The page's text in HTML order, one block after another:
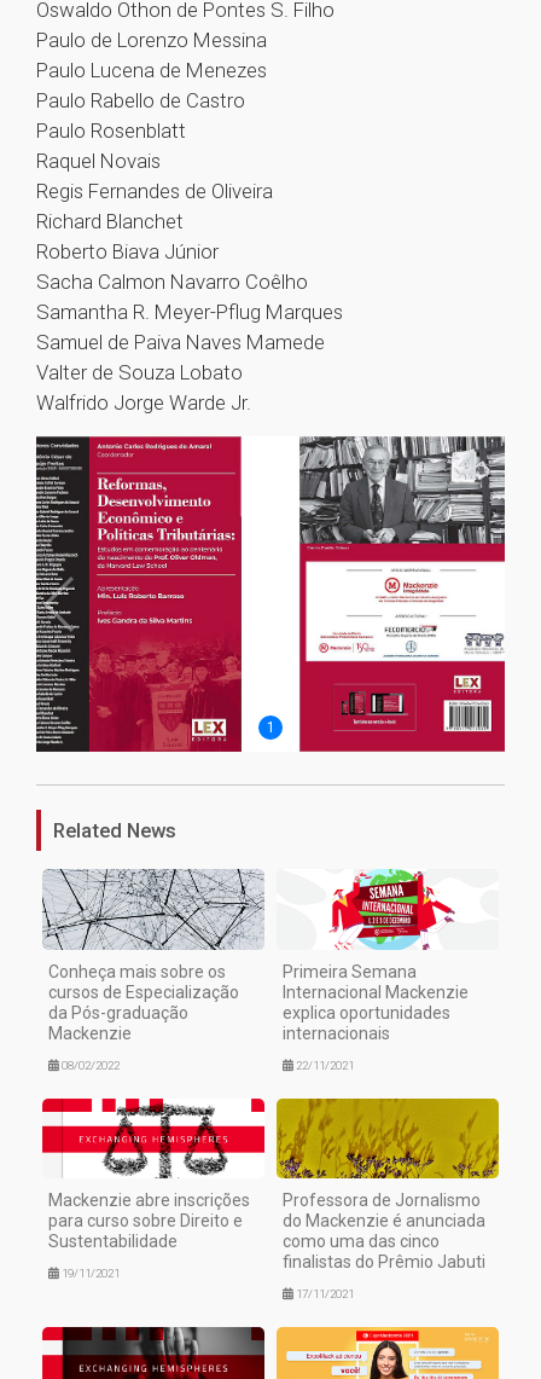
Oswaldo Othon de Pontes S. Filho
Paulo de Lorenzo Messina
Paulo Lucena de Menezes
Paulo Rabello de Castro
Paulo Rosenblatt
Raquel Novais
Regis Fernandes de Oliveira
Richard Blanchet
Roberto Biava Júnior
Sacha Calmon Navarro Coêlho
Samantha R. Meyer-Pflug Marques
Samuel de Paiva Naves Mamede
Valter de Souza Lobato
Walfrido Jorge Warde Jr.
1
Related News
Conheça mais sobre os
cursos de Especialização
da Pós-graduação
Mackenzie
08/02/2022
Primeira Semana
Internacional Mackenzie
explica oportunidades
internacionais
22/11/2021
Mackenzie abre inscrições
para curso sobre Direito e
Sustentabilidade
19/11/2021
Professora de Jornalismo
do Mackenzie é anunciada
como uma das cinco
finalistas do Prêmio Jabuti
17/11/2021